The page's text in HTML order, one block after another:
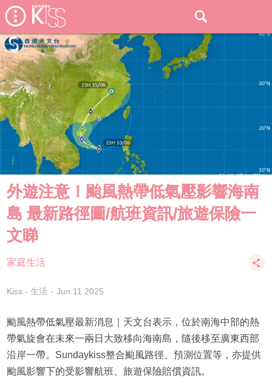
外遊注意！颱風熱帶低氣壓影響海南
島 最新路徑圖/航班資訊/旅遊保險一
文睇
家庭生活
Kiss - 生活 Jun 11 2025
颱風熱帶低氣壓最新消息｜天文台表示，位於南海中部的熱
帶氣旋會在未來一兩日大致移向海南島，隨後移至廣東西部
沿岸一帶。Sundaykiss整合颱風路徑、預測位置等，亦提供
颱風影響下的受影響航班、旅遊保險賠償資訊。